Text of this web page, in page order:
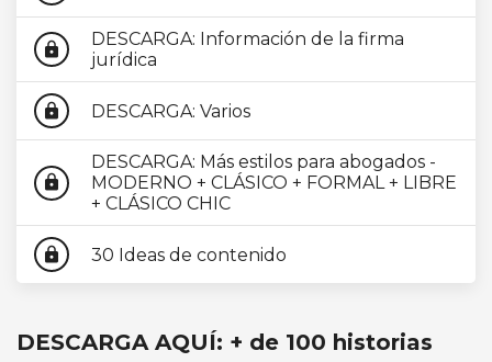
lock
DESCARGA: Información de la firma
jurídica
lock DESCARGA: Varios
lock
DESCARGA: Más estilos para abogados -
MODERNO + CLÁSICO + FORMAL + LIBRE
+ CLÁSICO CHIC
lock 30 Ideas de contenido
DESCARGA AQUÍ: + de 100 historias